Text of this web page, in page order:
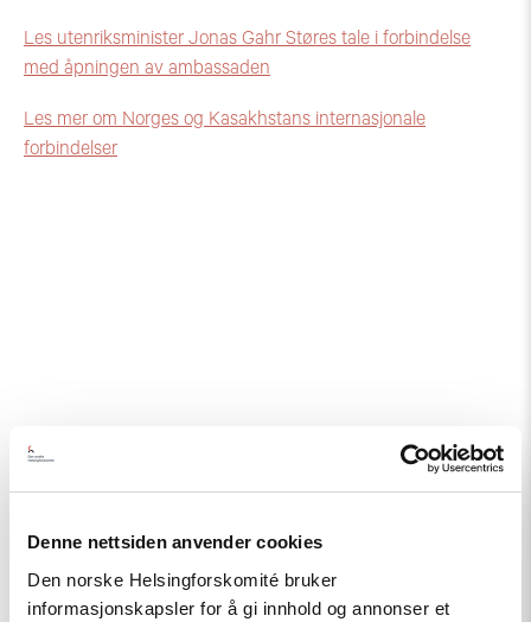
Denne nettsiden anvender cookies
Den norske Helsingforskomité bruker
informasjonskapsler for å gi innhold og annonser et
Les utenriksminister Jonas Gahr Støres tale i forbindelse
med åpningen av ambassaden
Les mer om Norges og Kasakhstans internasjonale
forbindelser
Read
"Fra